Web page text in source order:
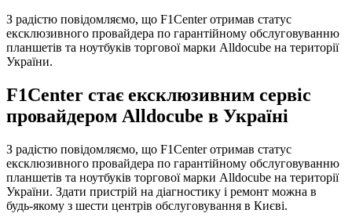
З радістю повідомляємо, що F1Center отримав статус
ексклюзивного провайдера по гарантійному обслуговуванню
планшетів та ноутбуків торгової марки Alldocube на території
України.
F1Center стає ексклюзивним сервіс
провайдером Alldocube в Україні
З радістю повідомляємо, що F1Center отримав статус
ексклюзивного провайдера по гарантійному обслуговуванню
планшетів та ноутбуків торгової марки Alldocube на території
України. Здати пристрій на діагностику і ремонт можна в
будь-якому з шести центрів обслуговування в Києві.